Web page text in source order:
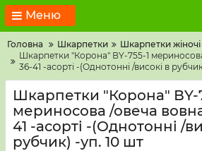
Меню
Головна Шкарпетки Шкарпетки жіночі
Шкарпетки "Корона" ВY-755-1
36-41 -асорті -(Однотонні /високі в
Шкарпетки "Корона" ВY-
мериносова /овеча
41 -асорті -(Однотонні /
рубчик) -уп. 10 шт